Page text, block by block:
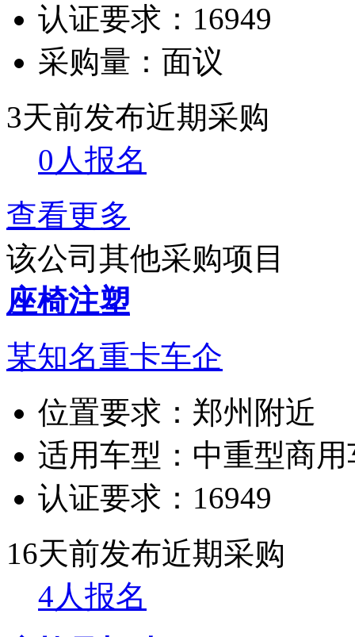
认证要求： 16949
采购量： 面议
3天前发布近期采购
0人报名
查看更多
该公司其他采购项目
座椅注塑
某知名重卡车企
位置要求： 郑州附近
适用车型： 中重型商
认证要求： 16949
16天前发布近期采购
4人报名